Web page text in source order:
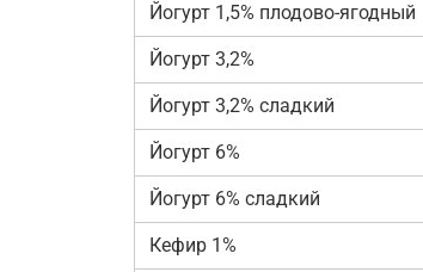
Йогурт 1,5% плодово-ягодный
Йогурт 3,2%
Йогурт 3,2% сладкий
Йогурт 6%
Йогурт 6% сладкий
Кефир 1%